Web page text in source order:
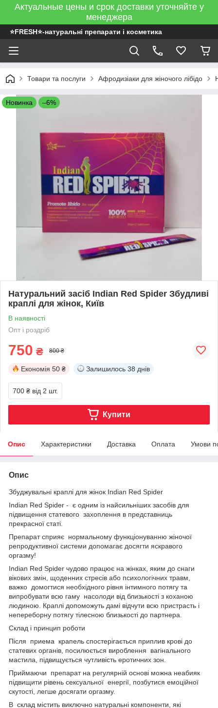
Актуальные цены и срок доставки уточняйте у
менеджера
⭐FRESH⭐-натуральні препарати і косметика
Товари та послуги Афродизіаки для жіночого лібідо
Новинка –6%
Натуральний засіб Indian Red Spider Збудливі
краплі для жінок, Київ
В наявності
Опт і роздріб
750 ₴ 800 ₴
Економія 50 ₴ Залишилось 38 днів
700 ₴ від 2 шт.
Купити
Опис Характеристики Доставка Оплата Умови
Опис
Збуджувальні краплі для жінок Indian Red Spider
Indian Red Spider - є одним із найсильніших засобів для
підвищення статевого захоплення в представниць
прекрасної статі.
Препарат сприяє нормальному функціонуванню жіночої
репродуктивної системи допомагає досягти яскравого
оргазму!
Indian Red Spider чудово працює на жінках, яким до снаги
вікових змін, щоденних стресів або психологічних травм,
важко домогтися необхідного рівня інтимного потягу та
випробувати всю гаму насолоди від близькості з коханою
людиною. Краплі допоможуть дамі відчути всю пристрасть і
непереборну потягу тілесною близькості до партнера.
Склад і принцип роботи
Після приема крапель спостерігається приплив крові до
статевих органів, посилюється вироблення вагінального
мастила, підвищується чутливість еротичних зон.
Приймаючи препарат на регулярній основі можна неабияк
підвищити рівень сексуальної енергії, позбутися емоційної
скутості, легше досягати оргазму.
В склад містить виключно натуральні компоненти, які